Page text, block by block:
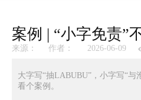
案例 | “小字免责”
来源： 作者： 2026-06-09
大字写“抽LABUBU”，小字写“
看个案例。